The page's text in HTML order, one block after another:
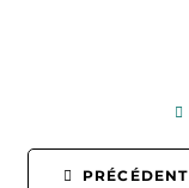
PRÉCÉDENT